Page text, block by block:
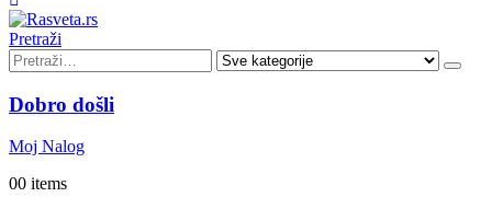
Pretraži
Dobro došli
Moj Nalog
00 items